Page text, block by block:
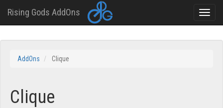
Rising Gods AddOns
Toggle
AddOns Clique
Clique